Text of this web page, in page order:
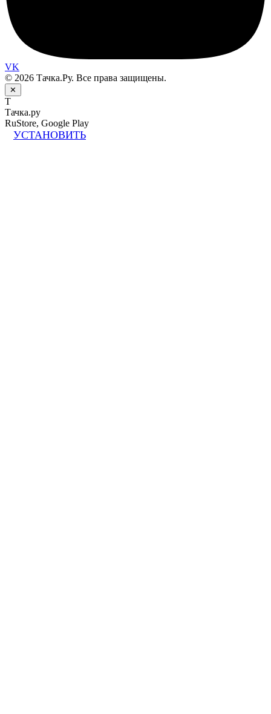
VK
© 2026 Тачка.Ру. Все права защищены.
✕
Т
Тачка.ру
RuStore, Google Play
УСТАНОВИТЬ